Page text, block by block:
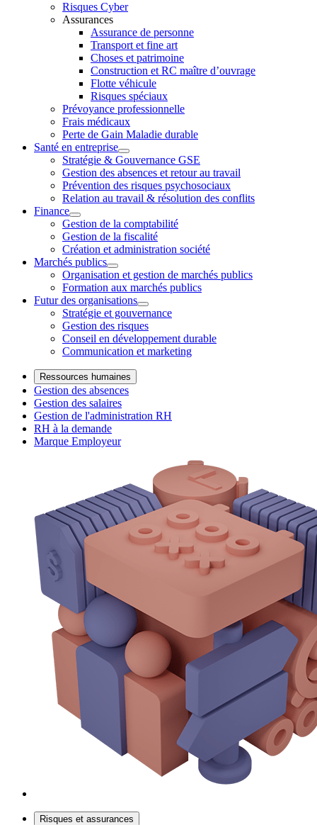
Risques Cyber
Assurances
Assurance de personne
Transport et fine art
Choses et patrimoine
Construction et RC maître d’ouvrage
Flotte véhicule
Risques spéciaux
Prévoyance professionnelle
Frais médicaux
Perte de Gain Maladie durable
Santé en entreprise
Stratégie & Gouvernance GSE
Gestion des absences et retour au travail
Prévention des risques psychosociaux
Relation au travail & résolution des conflits
Finance
Gestion de la comptabilité
Gestion de la fiscalité
Création et administration société
Marchés publics
Organisation et gestion de marchés publics
Formation aux marchés publics
Futur des organisations
Stratégie et gouvernance
Gestion des risques
Conseil en développement durable
Communication et marketing
Ressources humaines
Gestion des absences
Gestion des salaires
Gestion de l'administration RH
RH à la demande
Marque Employeur
Risques et assurances